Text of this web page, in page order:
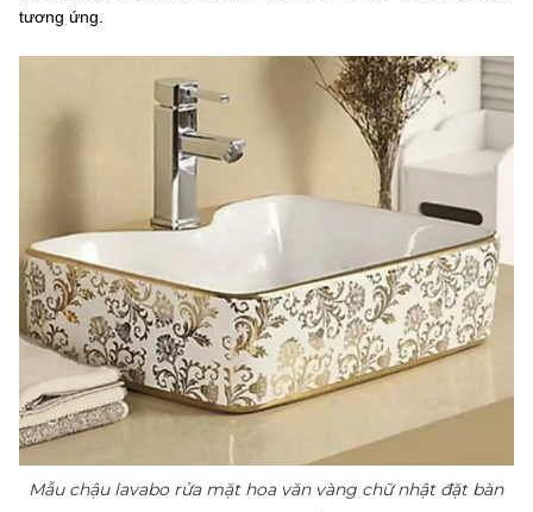
tương ứng.
Mẫu chậu lavabo rửa mặt hoa văn vàng chữ nhật đặt bàn